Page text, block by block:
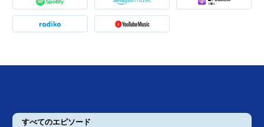
すべてのエピソード